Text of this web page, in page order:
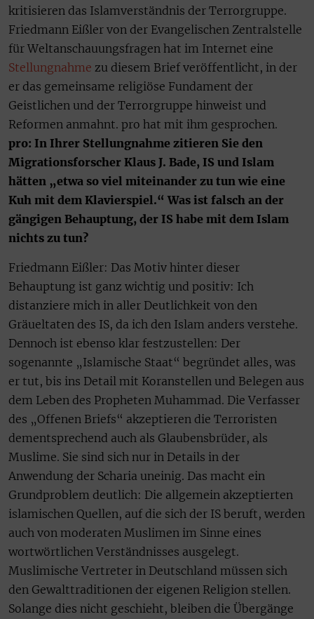
kritisieren das Islamverständnis der Terrorgruppe.
Friedmann Eißler von der Evangelischen Zentralstelle
für Weltanschauungsfragen hat im Internet eine
Stellungnahme zu diesem Brief veröffentlicht, in der
er das gemeinsame religiöse Fundament der
Geistlichen und der Terrorgruppe hinweist und
Reformen anmahnt. pro hat mit ihm gesprochen.
pro: In Ihrer Stellungnahme zitieren Sie den
Migrationsforscher Klaus J. Bade, IS und Islam
hätten „etwa so viel miteinander zu tun wie eine
Kuh mit dem Klavierspiel.“ Was ist falsch an der
gängigen Behauptung, der IS habe mit dem Islam
nichts zu tun?
Friedmann Eißler: Das Motiv hinter dieser
Behauptung ist ganz wichtig und positiv: Ich
distanziere mich in aller Deutlichkeit von den
Gräueltaten des IS, da ich den Islam anders verstehe.
Dennoch ist ebenso klar festzustellen: Der
sogenannte „Islamische Staat“ begründet alles, was
er tut, bis ins Detail mit Koranstellen und Belegen aus
dem Leben des Propheten Muhammad. Die Verfasser
des „Offenen Briefs“ akzeptieren die Terroristen
dementsprechend auch als Glaubensbrüder, als
Muslime. Sie sind sich nur in Details in der
Anwendung der Scharia uneinig. Das macht ein
Grundproblem deutlich: Die allgemein akzeptierten
islamischen Quellen, auf die sich der IS beruft, werden
auch von moderaten Muslimen im Sinne eines
wortwörtlichen Verständnisses ausgelegt.
Muslimische Vertreter in Deutschland müssen sich
den Gewalttraditionen der eigenen Religion stellen.
Solange dies nicht geschieht, bleiben die Übergänge